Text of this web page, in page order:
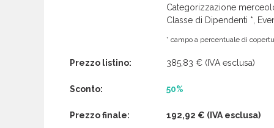
Categorizzazione
Classe di Dipendenti *,
* campo a percentuale di
Prezzo listino: 385,83 € (IVA esclusa)
Sconto: 50%
Prezzo finale: 192,92 € (IVA esclusa)